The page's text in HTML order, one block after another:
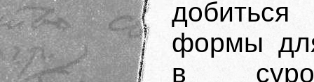
добиться
формы
в